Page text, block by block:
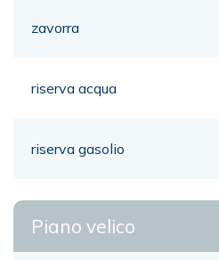
zavorra
riserva acqua
riserva gasolio
Piano velico